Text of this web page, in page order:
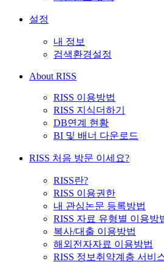
설정
내 정보
검색환경설정
About RISS
RISS 이용방법
RISS 지식더하기
DB연계 현황
BI 및 배너 다운로드
RISS 처음 방문 이세요?
RISS란?
RISS 이용권한
내 관심논문 등록방법
RISS 자료 유형별 이용방
복사/대출 이용방법
해외전자자료 이용방법
RISS 정보취약계층 서비